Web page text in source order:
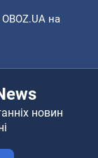
на
новин